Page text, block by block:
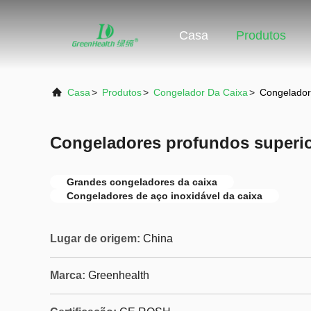
Casa Produtos
Casa> Produtos> Congelador Da Caixa>
Congeladores profundos
Grandes congeladores da caixa
Congeladores de aço inoxidável da caixa
Lugar de origem: China
Marca: Greenhealth